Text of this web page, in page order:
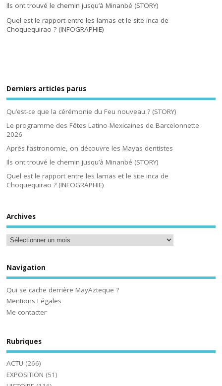
Ils ont trouvé le chemin jusqu’à Minanbé (STORY)
Quel est le rapport entre les lamas et le site inca de
Choquequirao ? (INFOGRAPHIE)
Derniers articles parus
Qu’est-ce que la cérémonie du Feu nouveau ? (STORY)
Le programme des Fêtes Latino-Mexicaines de Barcelonnette
2026
Après l’astronomie, on découvre les Mayas dentistes
Ils ont trouvé le chemin jusqu’à Minanbé (STORY)
Quel est le rapport entre les lamas et le site inca de
Choquequirao ? (INFOGRAPHIE)
Archives
Navigation
Qui se cache derrière MayAzteque ?
Mentions Légales
Me contacter
Rubriques
ACTU (266)
EXPOSITION (51)